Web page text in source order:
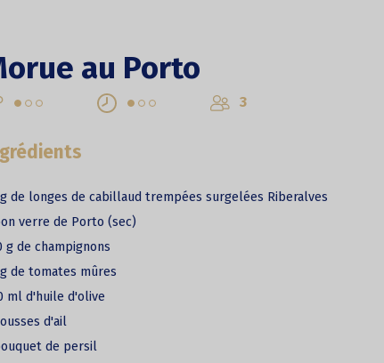
au Porto
3
de longes de cabillaud trempées surgelées Riberalves
verre de Porto (sec)
g de champignons
de tomates mûres
ml d'huile d'olive
d'ail
de persil